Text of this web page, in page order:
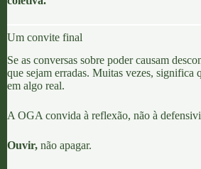
Um convite final
Se as conversas sobre poder causam
que sejam erradas. Muitas vezes, significa
em algo real.
A OGA convida à reflexão, não à
Ouvir, não apagar.